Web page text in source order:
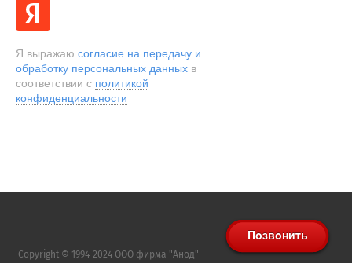
Я выражаю согласие на передачу и
обработку персональных данных в
соответствии с политикой
конфиденциальности
Copyright © 1994-2024 ООО фирма "Анод"